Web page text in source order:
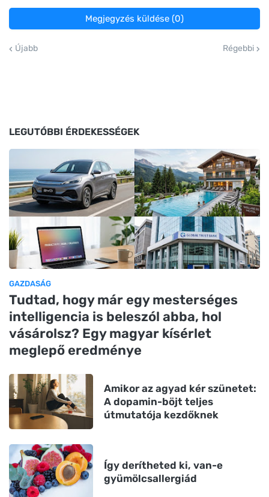
Megjegyzés küldése (0)
Újabb Régebbi
LEGUTÓBBI ÉRDEKESSÉGEK
GAZDASÁG
Tudtad, hogy már egy mesterséges
intelligencia is beleszól abba, hol
vásárolsz? Egy magyar kísérlet
meglepő eredménye
Amikor az agyad kér szünetet:
A dopamin-böjt teljes
útmutatója kezdőknek
Így derítheted ki, van-e
gyümölcsallergiád